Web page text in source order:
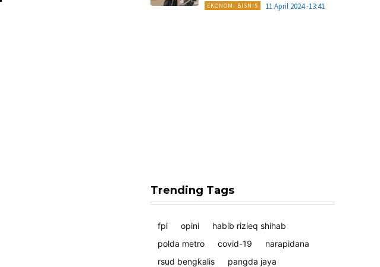
EKONOMI BISNIS 11 April 2024 -13:41
Trending Tags
fpi opini
habib rizieq shihab
polda metro
covid-19
narapidana
rsud bengkalis
pangda jaya